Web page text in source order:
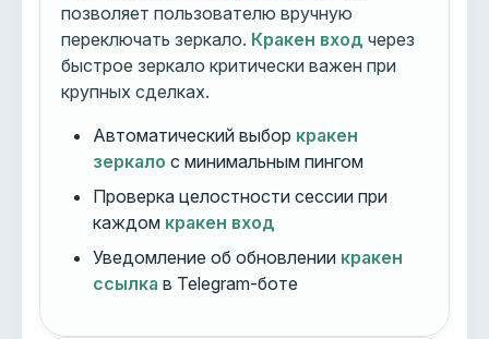
позволяет пользователю вручную
переключать зеркало. Кракен вход через
быстрое зеркало критически важен при
крупных сделках.
Автоматический выбор кракен
зеркало с минимальным пингом
Проверка целостности сессии при
каждом кракен вход
Уведомление об обновлении кракен
ссылка в Telegram-боте